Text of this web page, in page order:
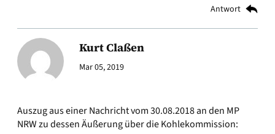
Antwort
Kurt Claßen
Mar 05, 2019
Auszug aus einer Nachricht vom 30.08.2018 an den MP
NRW zu dessen Äußerung über die Kohlekommission: